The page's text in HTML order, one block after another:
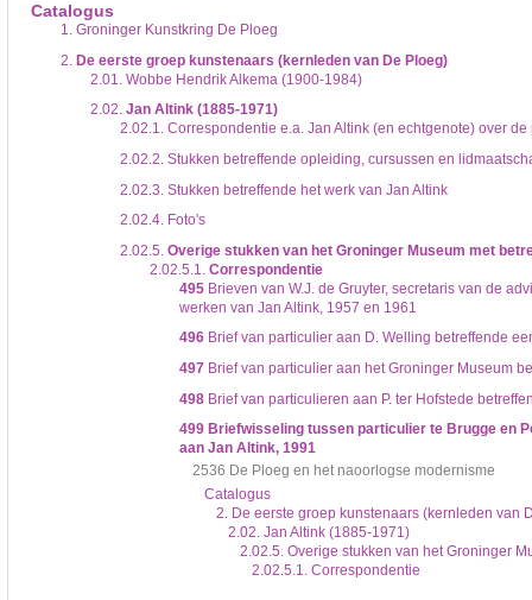
Bij het zoeken in de inventaris wordt de hiërarchie gevolgd. De rubrieken in
Catalogus
1.Groninger Kunstkring De Ploeg
2. De eerste groep kunstenaars (kernleden van De Ploeg)
2.01.Wobbe Hendrik Alkema (1900-1984)
2.02. Jan Altink (1885-1971)
2.02.1.Correspondentie e.a. Jan Altink (en echtgenote) over
2.02.2.Stukken betreffende opleiding, cursussen en
2.02.3. Stukken betreffende het werk van Jan Altink
2.02.4.Foto's
2.02.5. Overige stukken van het Groninger Museum met
2.02.5.1. Correspondentie
495Brieven van W.J. de Gruyter, secretaris van de
werken van Jan Altink, 1957 en 1961
496Brief van particulier aan D. Welling betreffende
497Brief van particulier aan het Groninger Museum
498Brief van particulieren aan P. ter Hofstede
499 Briefwisseling tussen particulier te Brugge en
aan Jan Altink, 1991
2536 De Ploeg en het naoorlogse modernisme
Catalogus
2. De eerste groep kunstenaars (kernleden van
2.02. Jan Altink (1885-1971)
2.02.5. Overige stukken van het Groninger
2.02.5.1. Correspondentie